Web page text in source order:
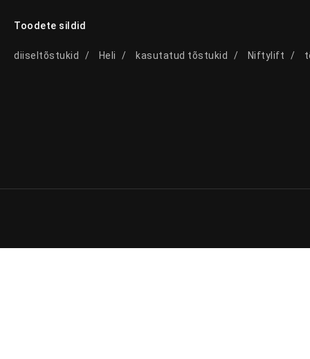
Toodete sildid
diiseltõstukid Heli kasutatud tõstukid Niftylift